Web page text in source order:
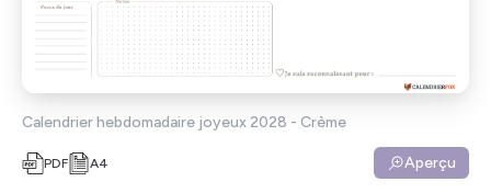
Calendrier hebdomadaire joyeux 2028 - Crème
PDF A4 Aperçu